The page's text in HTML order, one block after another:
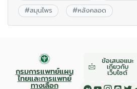
#สมุนไพร #หลังคลอด
กรมการแพทย์แผน
ไทยและการแพทย์
ทางเลือก
ข้อเสนอแนะ
เกี่ยวกับ
เว็บไซต์